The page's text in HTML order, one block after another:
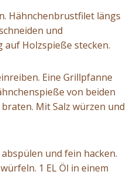
Hähnchenbrustfilet längs
und
Holzspieße stecken.
Eine Grillpfanne
von beiden
Mit Salz würzen und
und fein hacken.
1 EL Öl in einem